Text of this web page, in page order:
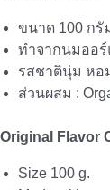
ขนาด 100 กรั
ทำจากนมออ
รสชาตินุ่ม หอ
ส่วนผสม :
Original Flavor
Size 100 g.